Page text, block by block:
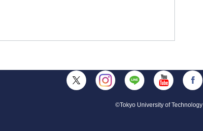
©Tokyo University of Technology